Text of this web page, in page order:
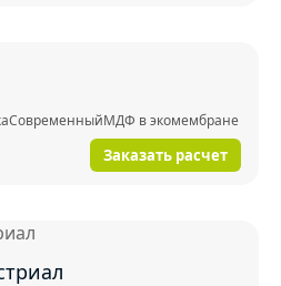
СовременныйМДФ в экомембране
Заказать расчет